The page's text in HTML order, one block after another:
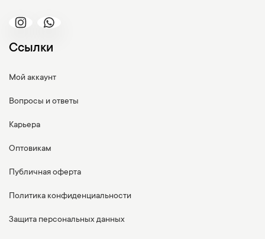
Ссылки
Мой аккаунт
Вопросы и ответы
Карьера
Оптовикам
Публичная оферта
Политика конфиденциальности
Защита персональных данных